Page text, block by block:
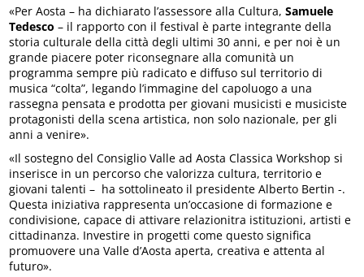
«Per Aosta – ha dichiarato l’assessore alla Cultura,Samuele
Tedesco – il rapporto con il festival è parte integrante della
storia culturale della città degli ultimi 30 anni, e per noi è un
grande piacere poter riconsegnare alla comunità un
programma sempre più radicato e diffuso sul territorio di
musica “colta”, legando l’immagine del capoluogo a una
rassegna pensata e prodotta per giovani musicisti e musiciste
protagonisti della scena artistica, non solo nazionale, per gli
anni a venire».
«Il sostegno del Consiglio Valle ad Aosta Classica Workshop si
inserisce in un percorso che valorizza cultura, territorio e
giovani talenti – ha sottolineato il presidente Alberto Bertin -.
Questa iniziativa rappresenta un’occasione di formazione e
condivisione, capace di attivare relazionitra istituzioni, artisti e
cittadinanza. Investire in progetti come questo significa
promuovere una Valle d’Aosta aperta, creativa e attenta al
futuro».